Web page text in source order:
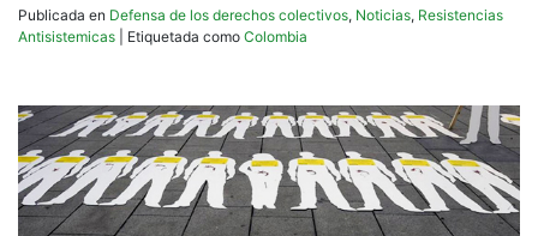
Publicada en Defensa de los derechos colectivos, Noticias, Resistencias
Antisistemicas
Etiquetada como Colombia